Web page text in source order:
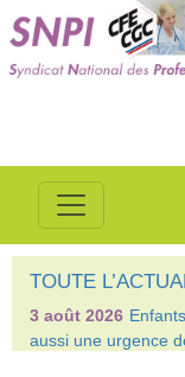
TOUTE
3 août 2026
aussi une urgence